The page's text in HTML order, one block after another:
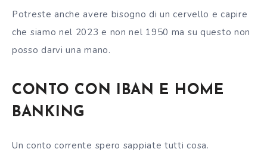
Potreste anche avere bisogno di un cervello e capire
che siamo nel 2023 e non nel 1950 ma su questo non
posso darvi una mano.
CONTO CON IBAN E HOME
BANKING
Un conto corrente spero sappiate tutti cosa.